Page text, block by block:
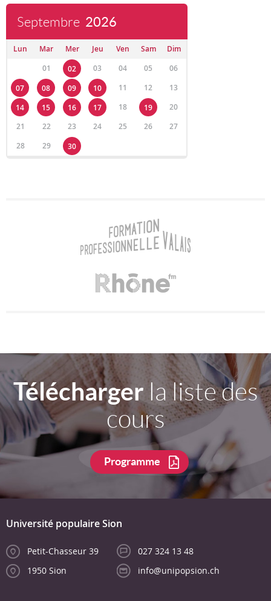
Septembre 2026
Lun Mar Mer Jeu Ven Sam
Dim
01
02 03 04 05
06
07
08 09 10 11 12
13
14
15 16 17 18 19
20
21
22 23 24 25 26
27
28
29 30
Téléchargerla liste des
cours
Programme
Université populaire Sion
Petit-Chasseur 39
1950 Sion
027 324 13 48
info@unipopsion.ch